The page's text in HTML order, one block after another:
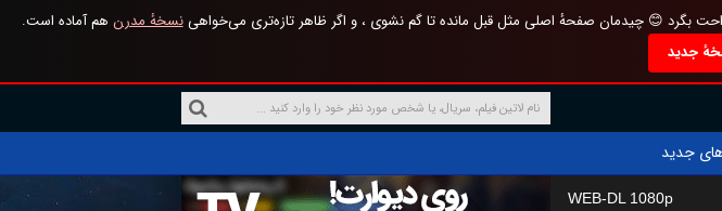
بگرد 😊 چیدمان صفحهٔ اصلی مثل قبل مانده تا گم نشوی ، و اگر ظاهر تازه‌تری می‌خواهینسخهٔ مدرن هم آماده است.
جدید
های جدید
WEB-DL 1080p